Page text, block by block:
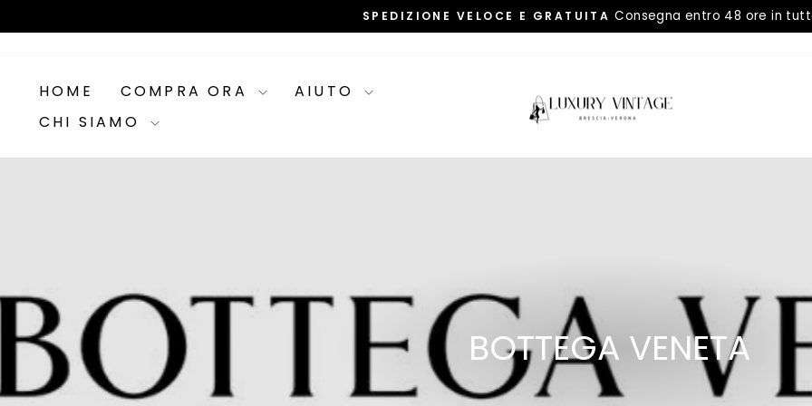
Pause
SPEDIZIONE VELOCE E GRATUITA Consegna entro 48 ore in
HOME COMPRA ORA
AIUTO
CHI SIAMO
BOTTEGA VENETA